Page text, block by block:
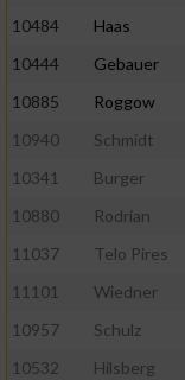
10484
Haas
10444
Gebauer
10885
Roggow
10940
Schmidt
10341
Burger
10880
Rodrian
11037
Telo Pires
11101
Wiedner
10957
Schulz
10532
Hilsberg